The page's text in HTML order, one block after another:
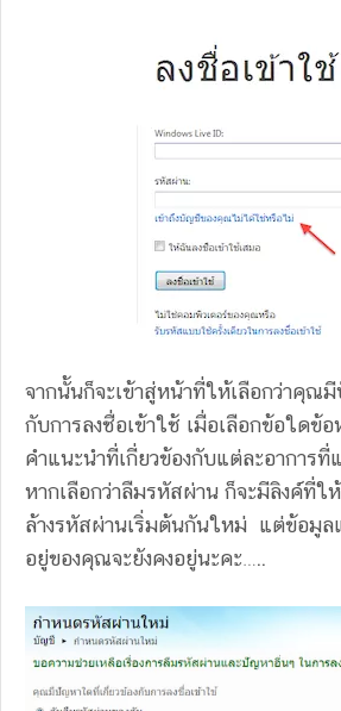
จากนั้นก็จะเข้าสู่หน้าที่ให้เลือกว่าคุณ
กับการลงชื่อเข้าใช้ เมื่อเลือกข้อใดข้
คำแนะนำที่เกี่ยวข้องกับแต่ละอาการที่
หากเลือกว่าลืมรหัสผ่าน ก็จะมีลิงค์ที่ให้
ล้างรหัสผ่านเริ่มต้นกันใหม่ แต่ข้อมูล
อยู่ของคุณจะยังคงอยู่นะคะ…..